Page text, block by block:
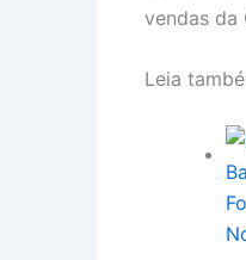
vendas da
Leia